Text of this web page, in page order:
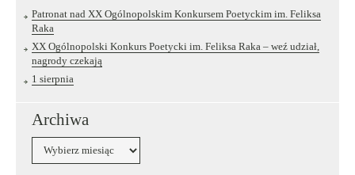
Patronat nad XX Ogólnopolskim Konkursem Poetyckim im. Feliksa
Raka
XX Ogólnopolski Konkurs Poetycki im. Feliksa Raka – weź udział,
nagrody czekają
1 sierpnia
Archiwa